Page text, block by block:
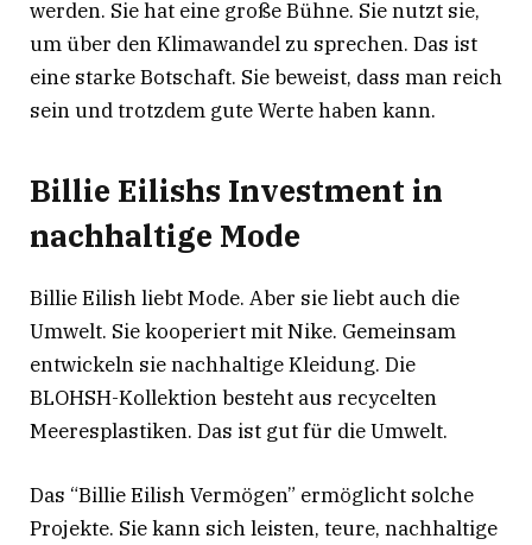
werden. Sie hat eine große Bühne. Sie nutzt sie,
um über den Klimawandel zu sprechen. Das ist
eine starke Botschaft. Sie beweist, dass man reich
sein und trotzdem gute Werte haben kann.
Billie Eilishs Investment in
nachhaltige Mode
Billie Eilish liebt Mode. Aber sie liebt auch die
Umwelt. Sie kooperiert mit Nike. Gemeinsam
entwickeln sie nachhaltige Kleidung. Die
BLOHSH-Kollektion besteht aus recycelten
Meeresplastiken. Das ist gut für die Umwelt.
Das “Billie Eilish Vermögen” ermöglicht solche
Projekte. Sie kann sich leisten, teure, nachhaltige